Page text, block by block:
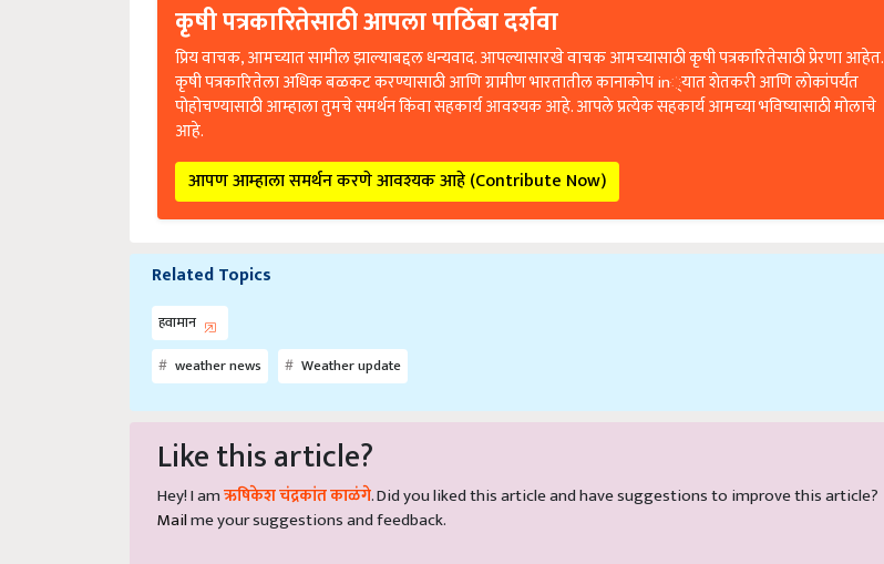
कृषी पत्रकारितेसाठी आपला पाठिंबा दर्शवा
प्रिय वाचक, आमच्यात सामील झाल्याबद्दल धन्यवाद. आपल्यासारखे वाचक आमच्यासाठी कृषी पत्रकारितेसाठी प्रेरणा आहेत.
कृषी पत्रकारितेला अधिक बळकट करण्यासाठी आणि ग्रामीण भारतातील कानाकोप in्यात शेतकरी आणि लोकांपर्यंत
पोहोचण्यासाठी आम्हाला तुमचे समर्थन किंवा सहकार्य आवश्यक आहे. आपले प्रत्येक सहकार्य आमच्या भविष्यासाठी मोलाचे
आहे.
आपण आम्हाला समर्थन करणे आवश्यक आहे (Contribute Now)
Related Topics
हवामान
weather news
Weather update
Like this article?
Hey! I amऋषिकेश चंद्रकांत काळंगे. Did you liked this article and have suggestions to improve this article?
Mailme your suggestions and feedback.